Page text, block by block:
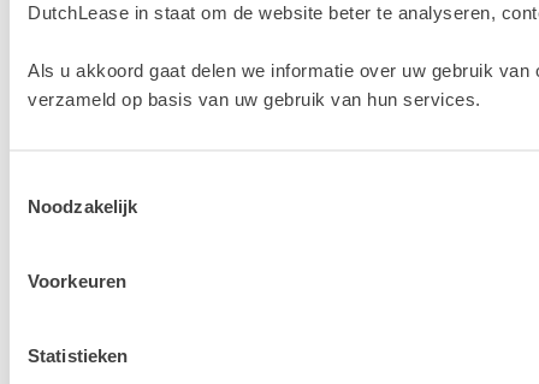
DutchLease in staat om de website beter te analyseren,
Als u akkoord gaat delen we informatie over uw gebruik
verzameld op basis van uw gebruik van hun services.
Noodzakelijk
Voorkeuren
Statistieken